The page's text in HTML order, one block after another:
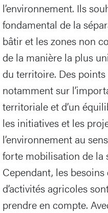
l’environnement. Ils
fondamental de la
bâtir et les zones non
de la manière la plus
du territoire. Des
notamment sur
territoriale et d’un
les initiatives et les
l’environnement au
forte mobilisation de la
Cependant, les
d’activités agricoles
prendre en compte.